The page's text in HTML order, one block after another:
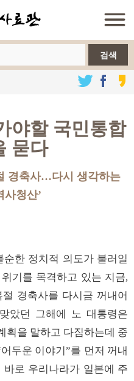
검색
야할 국민통합
묻다
경축사…다시 생각하는
사청산’
한 정치적 의도가 불러일
기를 목격하고 있는 지금,
경축사를 다시금 꺼내어
았던 그해에 노 대통령은
획을 말하고 다짐하는데 중
두운 이야기”를 먼저 꺼내
로 우리나라가 일본에 주